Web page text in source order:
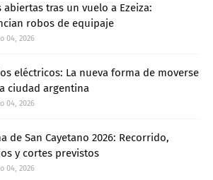
abiertas tras un vuelo a Ezeiza:
robos de equipaje
04, 2026
eléctricos: La nueva forma de moverse
ciudad argentina
04, 2026
de San Cayetano 2026: Recorrido,
y cortes previstos
04, 2026